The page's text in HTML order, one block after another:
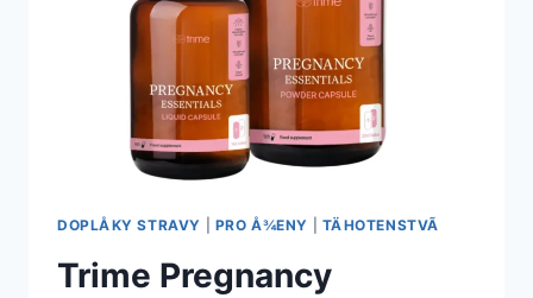
DOPLÅKY STRAVY PRO Å¾ENY TÄHOTENSTVÃ­
Trime Pregnancy